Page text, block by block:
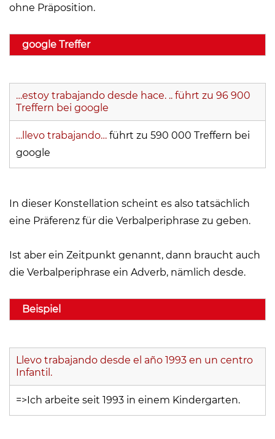
ohne Präposition.
google Treffer
…estoy trabajando desde hace. .. führt zu 96 900
Treffern bei google
…llevo trabajando… führt zu 590 000 Treffern bei
google
In dieser Konstellation scheint es also tatsächlich
eine Präferenz für die Verbalperiphrase zu geben.
Ist aber ein Zeitpunkt genannt, dann braucht auch
die Verbalperiphrase ein Adverb, nämlich desde.
Beispiel
Llevo trabajando desde el año 1993 en un centro
Infantil.
=>Ich arbeite seit 1993 in einem Kindergarten.